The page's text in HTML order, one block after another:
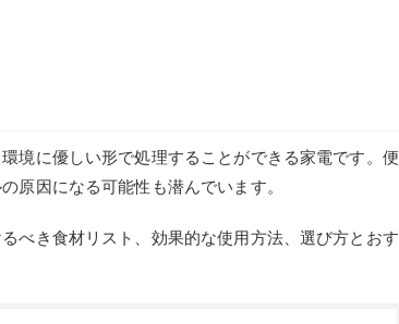
境に優しい形で処理することができる家電です。便
原因になる可能性も潜んでいます。
べき食材リスト、効果的な使用方法、選び方とおす